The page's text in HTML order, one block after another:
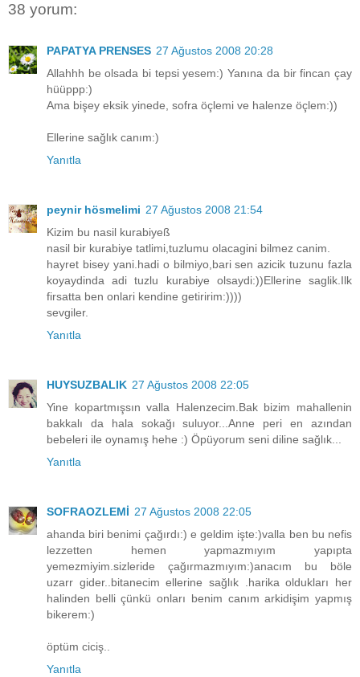
38 yorum:
PAPATYA PRENSES 27 Ağustos 2008 20:28
Allahhh be olsada bi tepsi yesem:) Yanına da bir fincan çay
hüüppp:)
Ama bişey eksik yinede, sofra öçlemi ve halenze öçlem:))
Ellerine sağlık canım:)
Yanıtla
peynir hösmelimi 27 Ağustos 2008 21:54
Kizim bu nasil kurabiyeß
nasil bir kurabiye tatlimi,tuzlumu olacagini bilmez canim.
hayret bisey yani.hadi o bilmiyo,bari sen azicik tuzunu fazla
koyaydinda adi tuzlu kurabiye olsaydi:))Ellerine saglik.Ilk
firsatta ben onlari kendine getiririm:))))
sevgiler.
Yanıtla
HUYSUZBALIK 27 Ağustos 2008 22:05
Yine kopartmışsın valla Halenzecim.Bak bizim mahallenin
bakkalı da hala sokağı suluyor...Anne peri en azından
bebeleri ile oynamış hehe :) Öpüyorum seni diline sağlık...
Yanıtla
SOFRAOZLEMİ 27 Ağustos 2008 22:05
ahanda biri benimi çağırdı:) e geldim işte:)valla ben bu nefis
lezzetten hemen yapmazmıyım yapıpta
yemezmiyim.sizleride çağırmazmıyım:)anacım bu böle
uzarr gider..bitanecim ellerine sağlık .harika oldukları her
halinden belli çünkü onları benim canım arkidişim yapmış
bikerem:)
öptüm ciciş..
Yanıtla